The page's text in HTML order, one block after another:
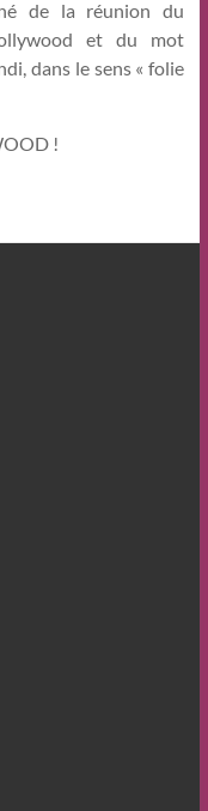
de la réunion du
et du mot
dans le sens « folie
!